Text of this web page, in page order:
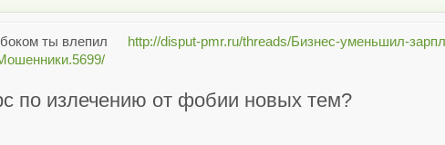
ты влепил http://disput-pmr.ru/threads/Бизнес-уменьшил-
по излечению от фобии новых тем?